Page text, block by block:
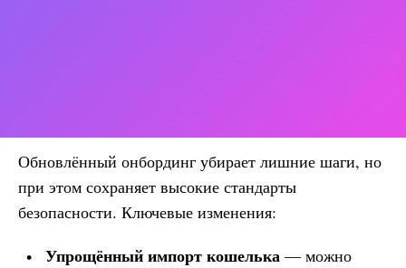
Обновлённый онбординг убирает лишние шаги, но
при этом сохраняет высокие стандарты
безопасности. Ключевые изменения:
Упрощённый импорт кошелька — можно